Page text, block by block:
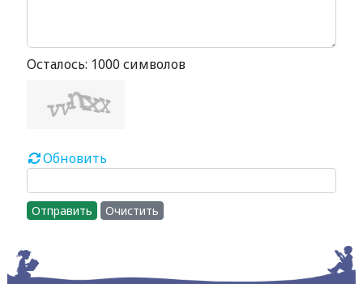
Осталось: 1000 символов
Обновить
Отправить Очистить